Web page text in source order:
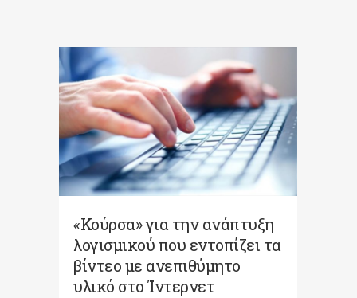
«Κούρσα» για την ανάπτυξη
λογισμικού που εντοπίζει τα
βίντεο με ανεπιθύμητο
υλικό στο Ίντερνετ